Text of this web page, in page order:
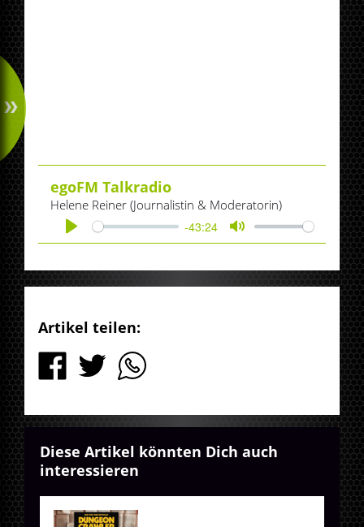
egoFM Talkradio
Helene Reiner (Journalistin & Moderatorin)
Play
-43:24
Mute
Artikel teilen:
Diese Artikel könnten Dich auch
interessieren